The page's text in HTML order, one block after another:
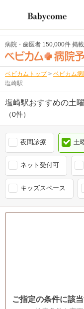
病院・歯医者 150,000件 掲載
ベビカムトップ > ベビカム
塩崎駅
塩崎駅おすすめの土
（0件）
夜間診療 土
ネット受付可
キッズスペース
ご指定の条件に該